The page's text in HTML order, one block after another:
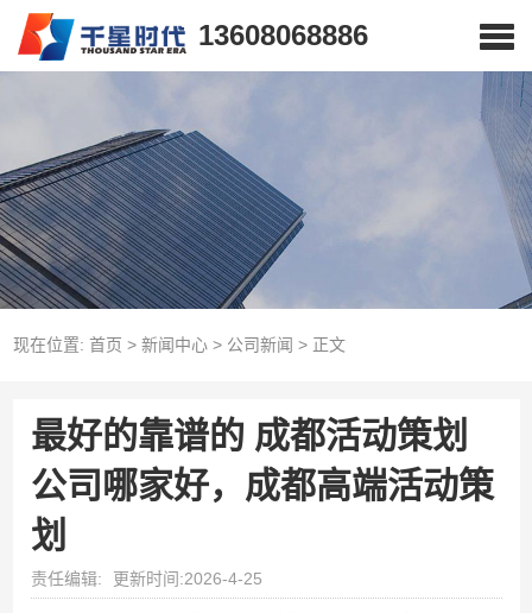
13608068886
现在位置: 首页 > 新闻中心> 公司新闻 > 正文
最好的靠谱的 成都活动策划
公司哪家好，成都高端活动策
划
责任编辑: 更新时间:2026-4-25